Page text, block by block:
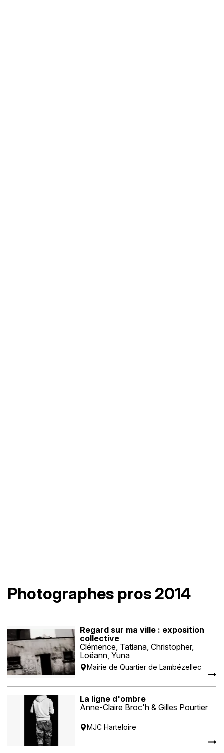
Photographes pros 2014
Regard sur ma ville : exposition
collective
Clémence, Tatiana, Christopher,
Loëann, Yuna
Mairie de Quartier de Lambézellec
La ligne d'ombre
Anne-Claire Broc'h & Gilles Pourtier
MJC Harteloire